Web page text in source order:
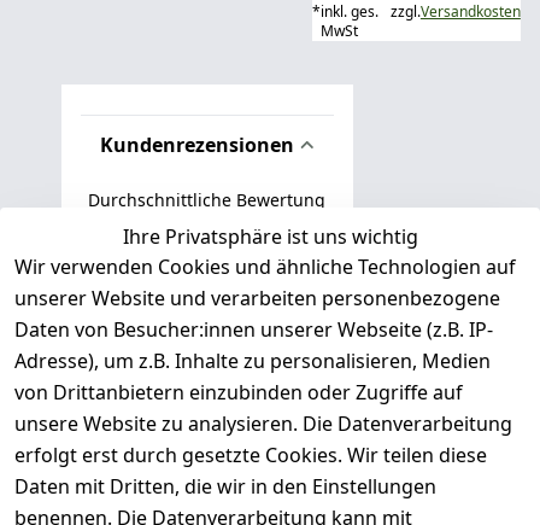
*inkl. ges.
MwSt
zzgl.Versandkosten
Kundenrezensionen
Durchschnittliche Bewertung
0
Basierend auf 0 Bewertung(en)
Bewertung abgeben
5
( 0
)
4
( 0
)
3
( 0
)
Ihre Privatsphäre ist uns wichtig
Wir verwenden Cookies und ähnliche Technologien auf
unserer Website und verarbeiten personenbezogene
Daten von Besucher:innen unserer Webseite (z.B. IP-
Adresse), um z.B. Inhalte zu personalisieren, Medien
von Drittanbietern einzubinden oder Zugriffe auf
unsere Website zu analysieren. Die Datenverarbeitung
erfolgt erst durch gesetzte Cookies. Wir teilen diese
Daten mit Dritten, die wir in den Einstellungen
benennen. Die Datenverarbeitung kann mit